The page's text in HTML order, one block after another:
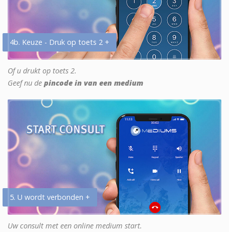
4b. Keuze - Druk op toets 2 +
Of u drukt op toets 2.
Geef nu de pincode in van een medium
5. U wordt verbonden +
Uw consult met een online medium start.